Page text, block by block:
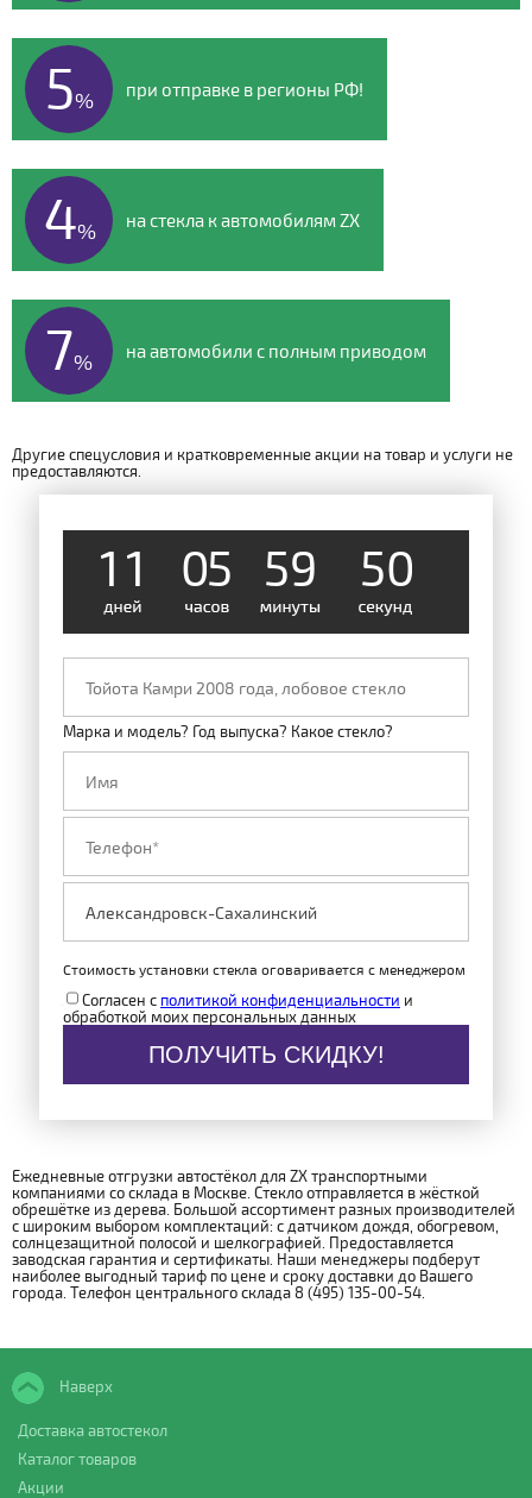
5% при отправке в регионы РФ!
4% на стекла к автомобилям ZX
7% на автомобили с полным приводом
Другие спецусловия и кратковременные акции на товар и услуги не
предоставляются.
1 1 05 59
4
5
9
0
Марка и модель? Год выпуска? Какое стекло?
Стоимость установки стекла оговаривается с менеджером
Согласен с политикой конфиденциальности и
обработкой моих персональных данных
ПОЛУЧИТЬ СКИДКУ!
Ежедневные отгрузки автостёкол для ZX транспортными
компаниями со склада в Москве. Стекло отправляется в жёсткой
обрешётке из дерева. Большой ассортимент разных производителей
с широким выбором комплектаций: с датчиком дождя, обогревом,
солнцезащитной полосой и шелкографией. Предоставляется
заводская гарантия и сертификаты. Наши менеджеры подберут
наиболее выгодный тариф по цене и сроку доставки до Вашего
города. Телефон центрального склада 8 (495) 135-00-54.
Наверх
Доставка автостекол
Каталог товаров
Акции